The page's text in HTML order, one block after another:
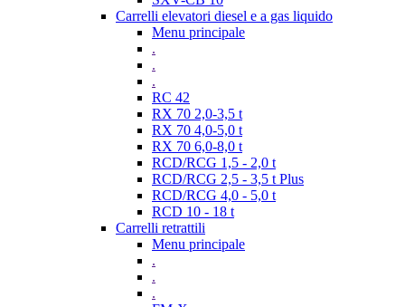
Carrelli elevatori diesel e a gas liquido
Menu principale
.
.
.
RC 42
RX 70 2,0-3,5 t
RX 70 4,0-5,0 t
RX 70 6,0-8,0 t
RCD/RCG 1,5 - 2,0 t
RCD/RCG 2,5 - 3,5 t Plus
RCD/RCG 4,0 - 5,0 t
RCD 10 - 18 t
Carrelli retrattili
Menu principale
.
.
.